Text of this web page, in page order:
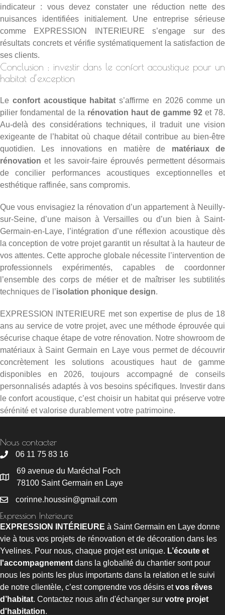
indicateur : vous devez constater une réduction nette des
nuisances identifiées initialement. Une entreprise sérieuse
comme EXPRESSION INTERIEURE s’engage sur des
résultats concrets et vérifie systématiquement la satisfaction de
ses clients.
Conclusion : investir dans le confort acoustique pour un
habitat d’exception
Le confort acoustique habitat s’affirme en 2026 comme un
pilier fondamental de la rénovation haut de gamme 92 et 78.
Au-delà des considérations techniques, il traduit une vision
exigeante de l’habitat où chaque détail contribue au bien-être
quotidien. Les innovations en matière de matériaux de
rénovation et les savoir-faire éprouvés permettent désormais
de concilier performances acoustiques exceptionnelles et
esthétique raffinée, sans compromis.
Que vous envisagiez la rénovation d’un appartement à Neuilly-
sur-Seine, d’une maison à Versailles ou d’un bien à Saint-
Germain-en-Laye, l’intégration d’une réflexion acoustique dès
la conception de votre projet garantit un résultat à la hauteur de
vos attentes. Cette approche globale nécessite l’intervention de
professionnels expérimentés, capables de coordonner
l’ensemble des corps de métier et de maîtriser les subtilités
techniques de l’isolation phonique design.
EXPRESSION INTERIEURE met son expertise de plus de 18
ans au service de votre projet, avec une méthode éprouvée qui
sécurise chaque étape de votre rénovation. Notre showroom de
matériaux à Saint Germain en Laye vous permet de découvrir
concrètement les solutions acoustiques haut de gamme
disponibles en 2026, toujours accompagné de conseils
personnalisés adaptés à vos besoins spécifiques. Investir dans
le confort acoustique, c’est choisir un habitat qui préserve votre
sérénité et valorise durablement votre patrimoine.
Nous contacter
06 11 75 83 16
69 avenue du Maréchal Foch
78100 Saint Germain en Laye
corinne.houssin@gmail.com
Expression Interieure
EXPRESSION INTÉRIEURE à Saint Germain en Laye donne
vie à tous vos projets de rénovation et de décoration dans les
Yvelines. Pour nous, chaque projet est unique. L’écoute et
l'accompagnement dans la globalité du chantier sont pour
nous les points les plus importants dans la relation et le suivi
de notre clientèle, c’est comprendre vos désirs etvos rêves
d’habitat. Contactez nous afin d'échanger sur votre projet
d'habitation.